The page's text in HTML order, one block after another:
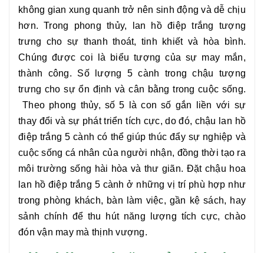
không gian xung quanh trở nên sinh động và dễ chịu
hơn. Trong phong thủy, lan hồ điệp trắng tượng
trưng cho sự thanh thoát, tinh khiết và hòa bình.
Chúng được coi là biểu tượng của sự may mắn,
thành công. Số lượng 5 cành trong chậu tượng
trưng cho sự ổn định và cân bằng trong cuộc sống.
Theo phong thủy, số 5 là con số gắn liền với sự
thay đổi và sự phát triển tích cực, do đó, chậu lan hồ
điệp trắng 5 cành có thể giúp thúc đẩy sự nghiệp và
cuộc sống cá nhân của người nhận, đồng thời tạo ra
môi trường sống hài hòa và thư giãn. Đặt chậu hoa
lan hồ điệp trắng 5 cành ở những vị trí phù hợp như
trong phòng khách, bàn làm việc, gần kệ sách, hay
sảnh chính để thu hút năng lượng tích cực, chào
đón vận may mà thịnh vượng.